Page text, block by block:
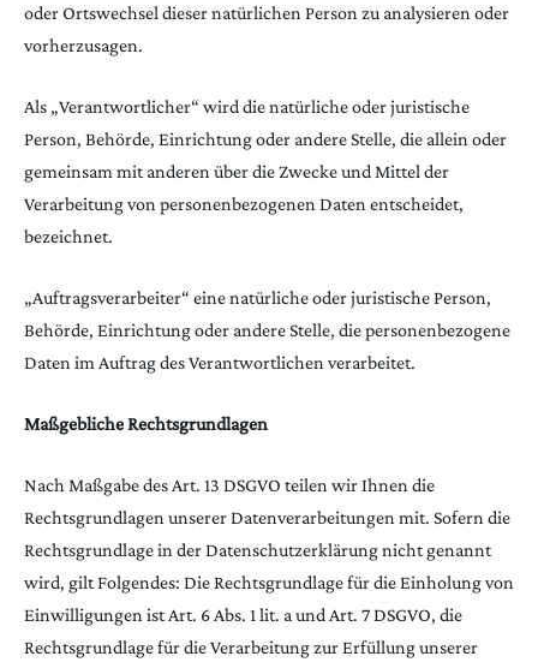
oder Ortswechsel dieser natürlichen Person zu analysieren oder
vorherzusagen.
Als „Verantwortlicher“ wird die natürliche oder juristische
Person, Behörde, Einrichtung oder andere Stelle, die allein oder
gemeinsam mit anderen über die Zwecke und Mittel der
Verarbeitung von personenbezogenen Daten entscheidet,
bezeichnet.
„Auftragsverarbeiter“ eine natürliche oder juristische Person,
Behörde, Einrichtung oder andere Stelle, die personenbezogene
Daten im Auftrag des Verantwortlichen verarbeitet.
Maßgebliche Rechtsgrundlagen
Nach Maßgabe des Art. 13 DSGVO teilen wir Ihnen die
Rechtsgrundlagen unserer Datenverarbeitungen mit. Sofern die
Rechtsgrundlage in der Datenschutzerklärung nicht genannt
wird, gilt Folgendes: Die Rechtsgrundlage für die Einholung von
Einwilligungen ist Art. 6 Abs. 1 lit. a und Art. 7 DSGVO, die
Rechtsgrundlage für die Verarbeitung zur Erfüllung unserer